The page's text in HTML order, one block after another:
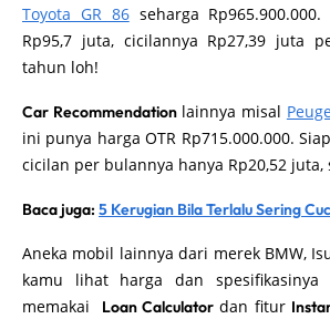
Toyota GR 86seharga
Rp95,7 juta, cicilannya Rp27,39 juta
tahun loh!
Car Recommendationlainnya misal
ini punya harga OTR Rp715.000.000.
cicilan per bulannya hanya Rp20,52 juta,
Baca juga: 5 Kerugian Bila Terlalu Sering
Aneka mobil lainnya dari merek BMW,
kamu lihat harga dan
memakai
Loan Calculator dan fitur